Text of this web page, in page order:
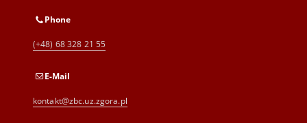
Phone
(+48) 68 328 21 55
E-Mail
kontakt@zbc.uz.zgora.pl